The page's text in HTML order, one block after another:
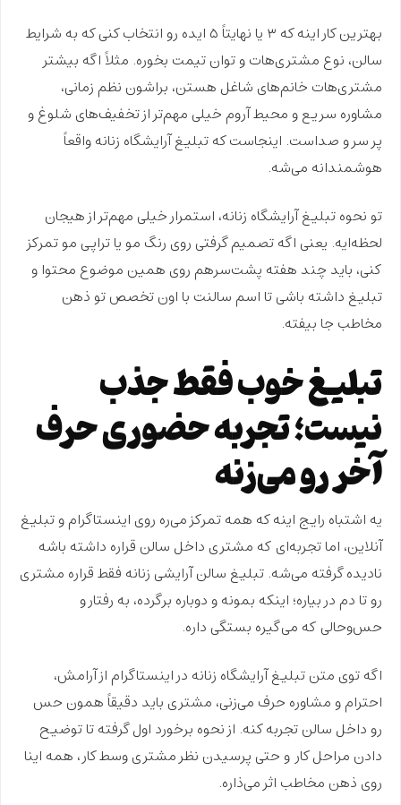
بهترین کار اینه که ۳ یا نهایتاً ۵ ایده رو انتخاب کنی که به
شرایط
سالن، نوع مشتری‌هات و توان تیمت بخوره. مثلاً اگه بیشتر
مشتری‌هات خانم‌های شاغل هستن، براشون نظم زمانی،
مشاوره سریعو محیط آروم خیلی مهم‌تر از تخفیف‌های شلوغ و
پر سر و صداست. اینجاست که تبلیغ آرایشگاه زنانه واقعاً
هوشمندانه می‌شه.
تو نحوه تبلیغ آرایشگاه زنانه، استمرار خیلی مهم‌تر از هیجان
لحظه‌ایه. یعنی اگه تصمیم گرفتی روی رنگ مویاتراپی موتمرکز
کنی، باید چند هفته پشت‌سرهم روی همین موضوع محتوا و
تبلیغ داشته باشی تا اسم سالنت با اونتخصصتو ذهن
مخاطب جا بیفته.
تبلیغ خوب فقط جذب
نیست؛ تجربه حضوری حرف
آخر رو می‌زنه
یه اشتباه رایج اینه که همه تمرکز می‌ره روی اینستاگرام و تبلیغ
آنلاین، اماتجربه‌ای که مشتری داخل سالن قراره داشته باشه
نادیده گرفته می‌شه. تبلیغ سالن آرایشی زنانه فقط قراره مشتری
رو تا دم در بیاره؛ اینکه بمونه و دوباره برگرده، به رفتارو
حس‌وحالی که می‌گیره بستگی داره.
اگه توی متن تبلیغ آرایشگاه زنانه در اینستاگرام ازآرامش،
احترام و مشاوره حرف می‌زنی، مشتری باید دقیقاً همون حس
رو داخل سالنتجربه کنه. از نحوه برخورد اول گرفته تا توضیح
دادن مراحل کارو حتی پرسیدن نظر مشتری وسط کار، همه اینا
روی ذهن مخاطب اثر می‌ذاره.